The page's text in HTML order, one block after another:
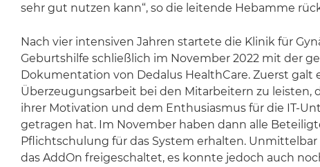
sehr gut nutzen kann“, so die leitende Hebamme
Nach vier intensiven Jahren startete die Klinik für
Geburtshilfe schließlich im November 2022 mit der
Dokumentation von Dedalus HealthCare. Zuerst galt
Überzeugungsarbeit bei den Mitarbeitern zu leisten,
ihrer Motivation und dem Enthusiasmus für die IT-
getragen hat. Im November haben dann alle
Pflichtschulung für das System erhalten.
das AddOn freigeschaltet, es konnte jedoch auch